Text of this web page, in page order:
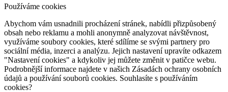
Používáme cookies
Abychom vám usnadnili procházení stránek, nabídli přizpůsobený
obsah nebo reklamu a mohli anonymně analyzovat návštěvnost,
využíváme soubory cookies, které sdílíme se svými partnery pro
sociální média, inzerci a analýzu. Jejich nastavení upravíte odkazem
"Nastavení cookies" a kdykoliv jej můžete změnit v patičce webu.
Podrobnější informace najdete v našich Zásadách ochrany osobních
údajů a používání souborů cookies. Souhlasíte s používáním
cookies?